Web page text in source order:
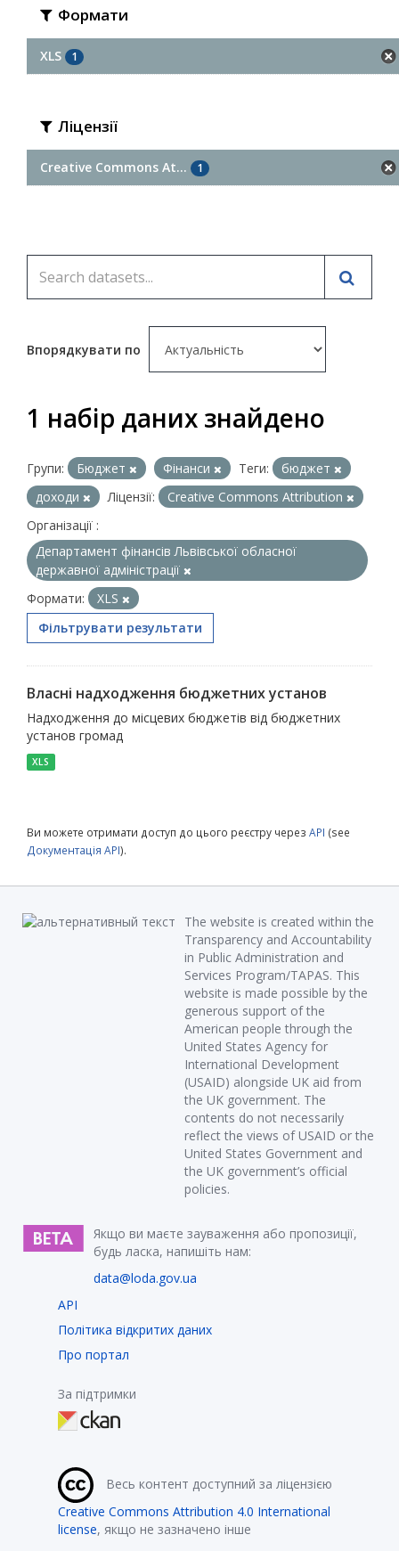
Формати
XLS 1
Ліцензії
Creative Commons At... 1
Впорядкувати по
1 набір даних знайдено
Групи: Бюджет Фінанси Теги:
бюджет
доходи
Ліцензії:
Creative Commons Attribution
Організації :
Департамент фінансів Львівської обласної
державної адміністрації
Формати:
XLS
Фільтрувати результати
Власні надходження бюджетних установ
Надходження до місцевих бюджетів від бюджетних
установ громад
XLS
Ви можете отримати доступ до цього реєстру через API (see
Документація API).
The website is created within the
Transparency and Accountability
in Public Administration and
Services Program/TAPAS. This
website is made possible by the
generous support of the
American people through the
United States Agency for
International Development
(USAID) alongside UK aid from
the UK government. The
contents do not necessarily
reflect the views of USAID or the
United States Government and
the UK government’s official
policies.
Якщо ви маєте зауваження або пропозиції,
будь ласка, напишіть нам:
data@loda.gov.ua
API
Політика відкритих даних
Про портал
За підтримки
Весь контент доступний за ліцензією
Creative Commons Attribution 4.0 International
license, якщо не зазначено інше